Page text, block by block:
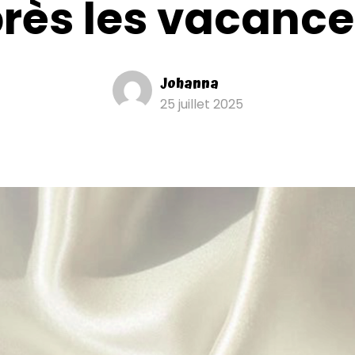
les
Johanna
25 juillet 2025